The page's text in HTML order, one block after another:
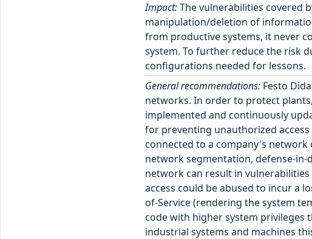
Impact:The vulnerabilities covered
manipulation/deletion of
from productive systems, it never
system. To further reduce the risk
configurations needed for lessons.
General recommendations: Festo
networks. In order to protect
implemented and continuously
for preventing unauthorized
connected to a company's network
network segmentation, defense-
network can result in
access could be abused to incur a
of-Service (rendering the system
code with higher system privileges
industrial systems and machines